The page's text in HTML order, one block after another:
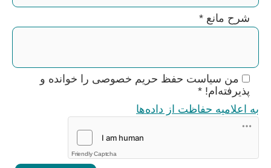
شرح مانع *
من سیاست حفظ حریم خصوصی را خوانده و
پذیرفته‌ام! *
به اعلامیه حفاظت از داده‌ها
Friendly Captcha